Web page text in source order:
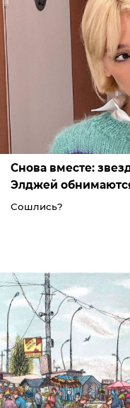
Снова вместе:
Элджей
Сошлись?